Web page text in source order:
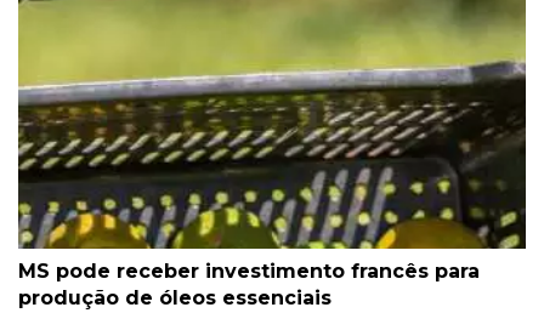
MS pode receber investimento francês para
produção de óleos essenciais